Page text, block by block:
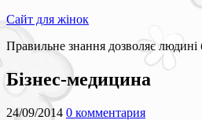
Сайт для жінок
Правильне знання дозволяє людині
Бізнес-медицина
24/09/2014 0 комментария